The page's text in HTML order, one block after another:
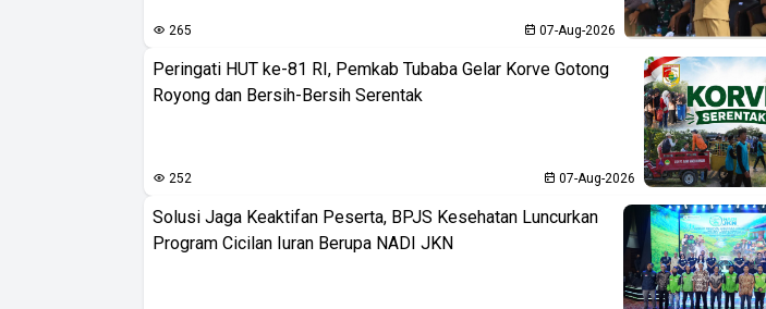
265 07-Aug-2026
Peringati HUT ke-81 RI, Pemkab Tubaba Gelar Korve Gotong
Royong dan Bersih-Bersih Serentak
252 07-Aug-2026
Solusi Jaga Keaktifan Peserta, BPJS Kesehatan Luncurkan
Program Cicilan Iuran Berupa NADI JKN